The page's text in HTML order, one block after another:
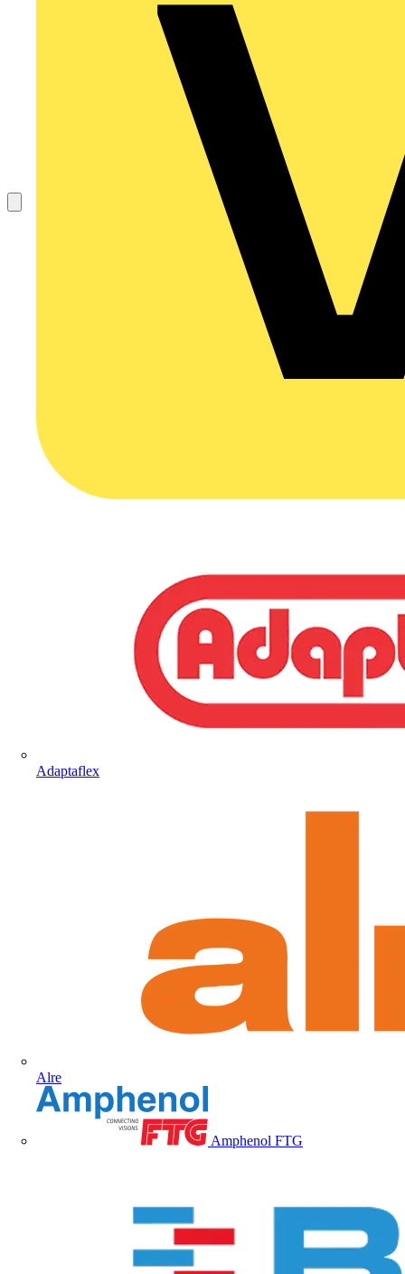
Adaptaflex
Alre
Amphenol FTG